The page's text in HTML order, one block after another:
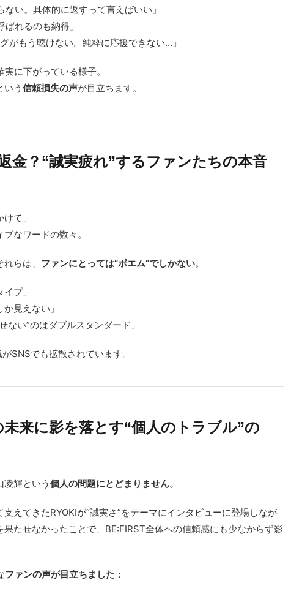
い。具体的に返すって言えばいい」
れるのも納得」
がもう聴けない。純粋に応援できない…」
に下がっている様子。
いう 信頼損失の声が目立ちます。
金？“誠実疲れ”するファンたちの本音
て」
なワードの数々。
らは、 ファンにとっては“ポエム”でしかない。
プ」
見えない」
ない”のはダブルスタンダード」
SNSでも拡散されています。
来に影を落とす“個人のトラブル”の
輝という 個人の問題にとどまりません。
えてきたRYOKIが“誠実さ”をテーマにインタビューに登場しなが
果たせなかったことで、BE:FIRST全体への信頼感にも少なからず影
ファンの声が目立ちました ：